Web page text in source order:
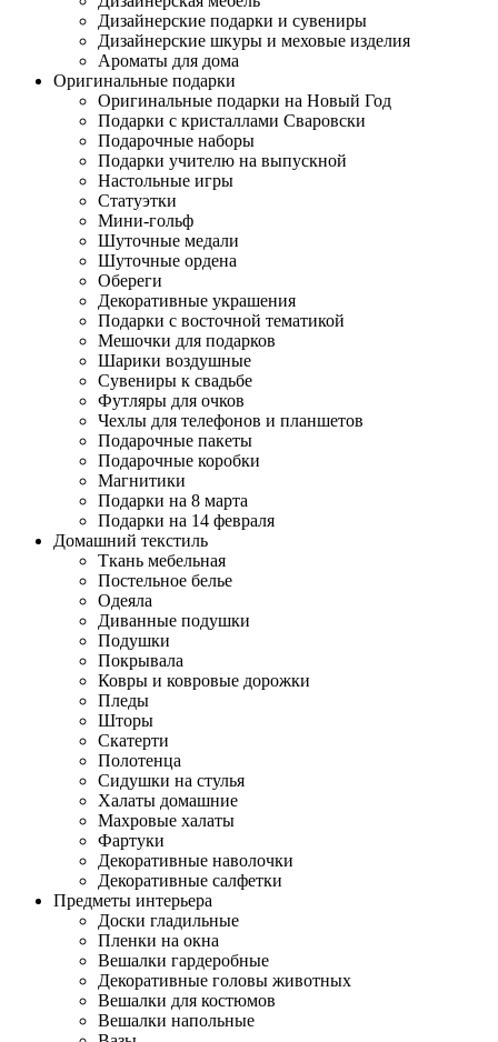
Дизайнерские подарки и сувениры
Дизайнерские шкуры и меховые изделия
Ароматы для дома
Оригинальные подарки
Оригинальные подарки на Новый Год
Подарки с кристаллами Сваровски
Подарочные наборы
Подарки учителю на выпускной
Настольные игры
Статуэтки
Мини-гольф
Шуточные медали
Шуточные ордена
Обереги
Декоративные украшения
Подарки с восточной тематикой
Мешочки для подарков
Шарики воздушные
Сувениры к свадьбе
Футляры для очков
Чехлы для телефонов и планшетов
Подарочные пакеты
Подарочные коробки
Магнитики
Подарки на 8 марта
Подарки на 14 февраля
Домашний текстиль
Ткань мебельная
Постельное белье
Одеяла
Диванные подушки
Подушки
Покрывала
Ковры и ковровые дорожки
Пледы
Шторы
Скатерти
Полотенца
Сидушки на стулья
Халаты домашние
Махровые халаты
Фартуки
Декоративные наволочки
Декоративные салфетки
Предметы интерьера
Доски гладильные
Пленки на окна
Вешалки гардеробные
Декоративные головы животных
Вешалки для костюмов
Вешалки напольные